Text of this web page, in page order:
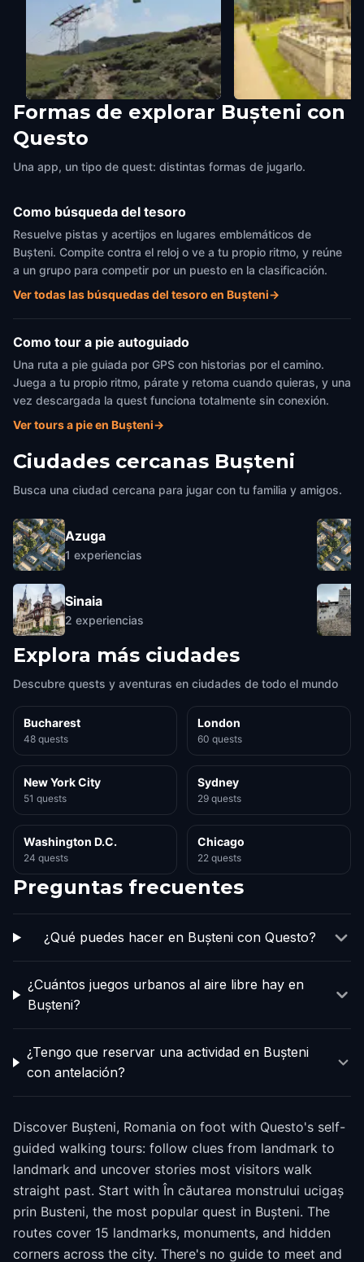
Loc joacă Telecabină
Bușteni,Romania
Zid scari
Formas de explorar Bușteni con
Questo
Una app, un tipo de quest: distintas formas de jugarlo.
Como búsqueda del tesoro
Resuelve pistas y acertijos en lugares emblemáticos de
Bușteni. Compite contra el reloj o ve a tu propio ritmo, y reúne
a un grupo para competir por un puesto en la clasificación.
Ver todas las búsquedas del tesoro en Bușteni→
Como tour a pie autoguiado
Una ruta a pie guiada por GPS con historias por el camino.
Juega a tu propio ritmo, párate y retoma cuando quieras, y una
vez descargada la quest funciona totalmente sin conexión.
Ver tours a pie en Bușteni→
Ciudades cercanas Bușteni
Busca una ciudad cercana para jugar con tu familia y amigos.
Azuga
1 experiencias
Sinaia
2 experiencias
Explora más ciudades
Descubre quests y aventuras en ciudades de todo el mundo
Bucharest
48 quests
London
60 quests
New York City
51 quests
Sydney
29 quests
Washington D.C.
24 quests
Chicago
22 quests
Preguntas frecuentes
¿Qué puedes hacer en Bușteni con Questo?
¿Cuántos juegos urbanos al aire libre hay en
Bușteni?
¿Tengo que reservar una actividad en Bușteni
con antelación?
Discover Bușteni, Romania on foot with Questo's self-
guided walking tours: follow clues from landmark to
landmark and uncover stories most visitors walk
straight past. Start with În căutarea monstrului ucigaș
prin Busteni, the most popular quest in Bușteni. The
routes cover 15 landmarks, monuments, and hidden
corners across the city. There's no guide to meet and